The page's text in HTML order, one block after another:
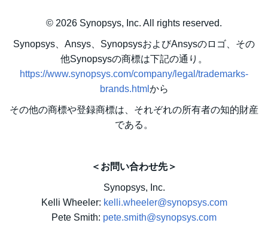
© 2026 Synopsys, Inc. All rights reserved.
Synopsys、Ansys、SynopsysおよびAnsysのロゴ、その
他Synopsysの商標は下記の通り。
https://www.synopsys.com/company/legal/trademarks-
brands.html から
その他の商標や登録商標は、それぞれの所有者の知的財産
である。
＜お問い合わせ先＞
Synopsys, Inc.
Kelli Wheeler: kelli.wheeler@synopsys.com
Pete Smith: pete.smith@synopsys.com